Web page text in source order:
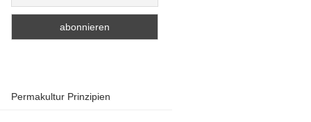
Permakultur Prinzipien